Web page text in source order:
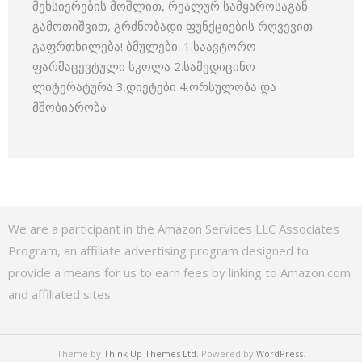
მეხსიერების მოშლით, რეალურ სამყაროსაგან
გამოთიშვით, გრძნობადი ფუნქციების რღვევით.
გაფრთხილება! ბმულები: 1.საავტორო
ფარმაცევტული სკოლა 2.სამედიცინო
ლიტერატურა 3.დიეტები 4.ორსულობა და
მშობიარობა
We are a participant in the Amazon Services LLC Associates
Program, an affiliate advertising program designed to
provide a means for us to earn fees by linking to Amazon.com
and affiliated sites
Theme by Think Up Themes Ltd. Powered by WordPress.